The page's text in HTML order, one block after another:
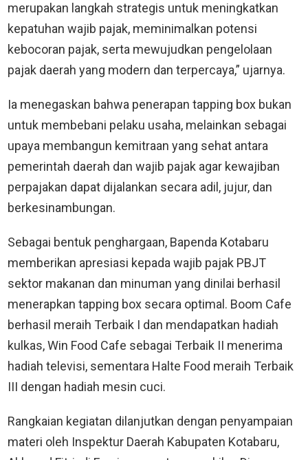
merupakan langkah strategis untuk meningkatkan
kepatuhan wajib pajak, meminimalkan potensi
kebocoran pajak, serta mewujudkan pengelolaan
pajak daerah yang modern dan terpercaya,” ujarnya.
Ia menegaskan bahwa penerapan tapping box bukan
untuk membebani pelaku usaha, melainkan sebagai
upaya membangun kemitraan yang sehat antara
pemerintah daerah dan wajib pajak agar kewajiban
perpajakan dapat dijalankan secara adil, jujur, dan
berkesinambungan.
Sebagai bentuk penghargaan, Bapenda Kotabaru
memberikan apresiasi kepada wajib pajak PBJT
sektor makanan dan minuman yang dinilai berhasil
menerapkan tapping box secara optimal. Boom Cafe
berhasil meraih Terbaik I dan mendapatkan hadiah
kulkas, Win Food Cafe sebagai Terbaik II menerima
hadiah televisi, sementara Halte Food meraih Terbaik
III dengan hadiah mesin cuci.
Rangkaian kegiatan dilanjutkan dengan penyampaian
materi oleh Inspektur Daerah Kabupaten Kotabaru,